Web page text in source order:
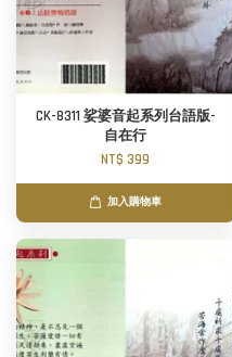
CK-8311 娑婆音起系列台語版-
自在行
NT$ 399
加入購物車